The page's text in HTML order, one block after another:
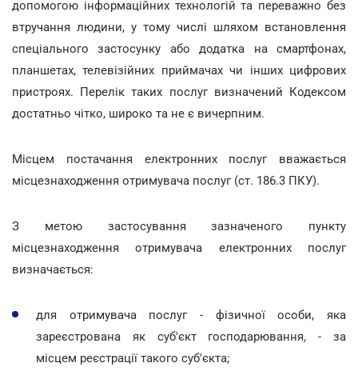
допомогою інформаційних технологій та переважно без
втручання людини, у тому числі шляхом встановлення
спеціального застосунку або додатка на смартфонах,
планшетах, телевізійних приймачах чи інших цифрових
пристроях. Перелік таких послуг визначений Кодексом
достатньо чітко, широко та не є вичерпним.
Місцем постачання електронних послуг вважається
місцезнаходження отримувача послуг (ст. 186.3 ПКУ).
З метою застосування зазначеного пункту
місцезнаходження отримувача електронних послуг
визначається:
для отримувача послуг - фізичної особи, яка
зареєстрована як суб'єкт господарювання,- за
місцем реєстрації такого суб'єкта;